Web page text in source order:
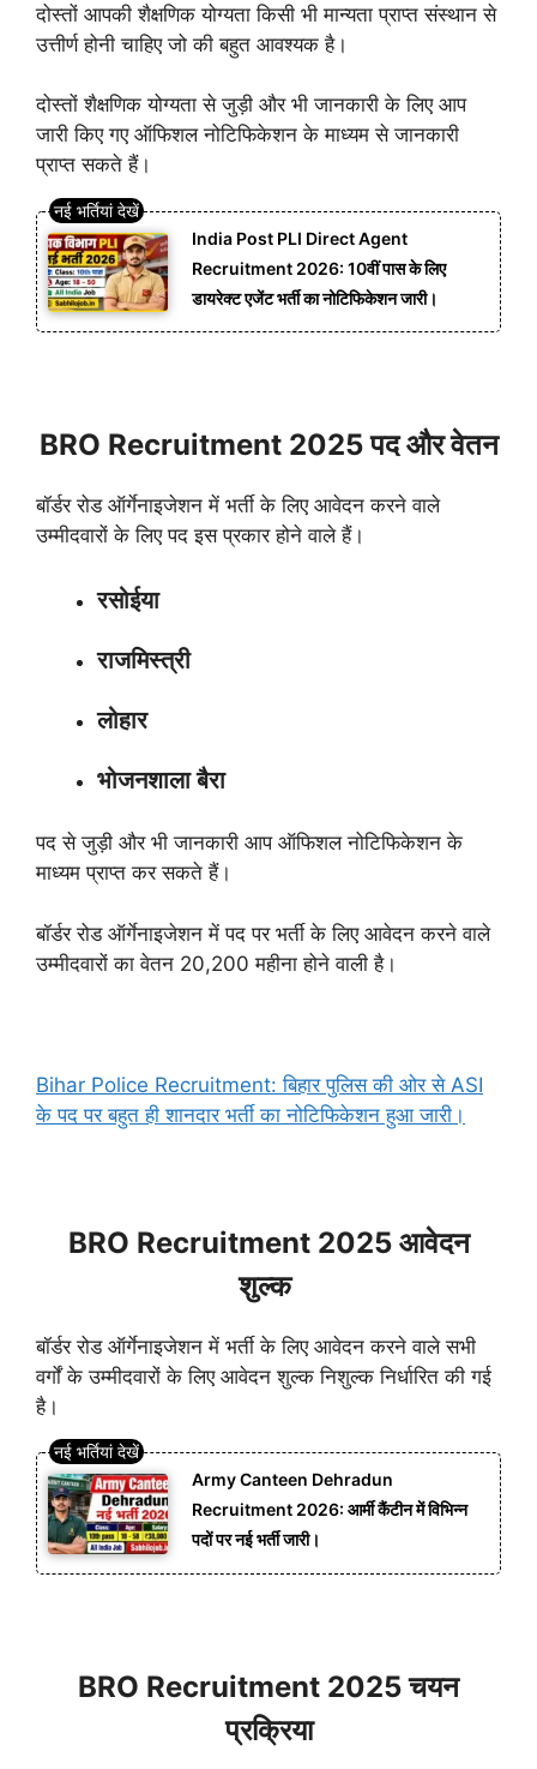
दोस्तों आपकी शैक्षणिक योग्यता किसी भी मान्यता प्राप्त संस्थान से
उत्तीर्ण होनी चाहिए जो की बहुत आवश्यक है।
दोस्तों शैक्षणिक योग्यता से जुड़ी और भी जानकारी के लिए आप
जारी किए गए ऑफिशल नोटिफिकेशन के माध्यम से जानकारी
प्राप्त सकते हैं।
India Post PLI Direct Agent
Recruitment 2026: 10वीं पास के लिए
डायरेक्ट एजेंट भर्ती का नोटिफिकेशन जारी।
BRO Recruitment 2025 पद और वेतन
बॉर्डर रोड ऑर्गेनाइजेशन में भर्ती के लिए आवेदन करने वाले
उम्मीदवारों के लिए पद इस प्रकार होने वाले हैं।
रसोईया
राजमिस्त्री
लोहार
भोजनशाला बैरा
पद से जुड़ी और भी जानकारी आप ऑफिशल नोटिफिकेशन के
माध्यम प्राप्त कर सकते हैं।
बॉर्डर रोड ऑर्गेनाइजेशन में पद पर भर्ती के लिए आवेदन करने वाले
उम्मीदवारों का वेतन 20,200 महीना होने वाली है।
Bihar Police Recruitment: बिहार पुलिस की ओर से ASI
के पद पर बहुत ही शानदार भर्ती का नोटिफिकेशन हुआ जारी।
BRO Recruitment 2025 आवेदन
शुल्क
बॉर्डर रोड ऑर्गेनाइजेशन में भर्ती के लिए आवेदन करने वाले सभी
वर्गों के उम्मीदवारों के लिए आवेदन शुल्क निशुल्क निर्धारित की गई
है।
Army Canteen Dehradun
Recruitment 2026: आर्मी कैंटीन में विभिन्न
पदों पर नई भर्ती जारी।
BRO Recruitment 2025 चयन
प्रक्रिया